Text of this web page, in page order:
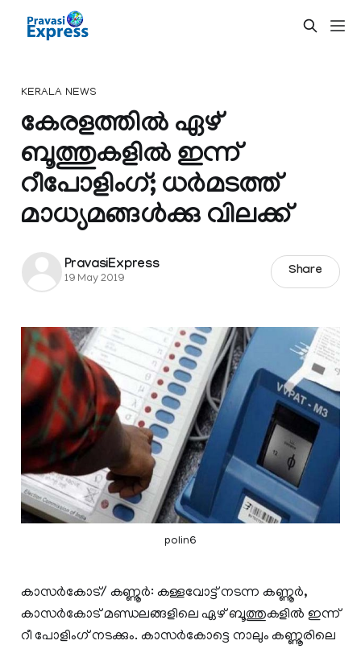
KERALA NEWS
കേരളത്തില്‍ ഏഴ്
ബൂത്തുകളിൽ ഇന്ന്
റീപോളിംഗ്; ധർമടത്ത്
മാധ്യമങ്ങൾക്കു വിലക്ക്
PravasiExpress
19 May 2019
Share
polin6
കാസർകോട്/ കണ്ണൂർ: കള്ളവോട്ട് നടന്ന കണ്ണൂർ,
കാസർകോട് മണ്ഡലങ്ങളിലെ ഏഴ് ബൂത്തുകളിൽ ഇന്ന്
റീ പോളിംഗ് നടക്കും. കാസർകോട്ടെ നാലും കണ്ണൂരിലെ